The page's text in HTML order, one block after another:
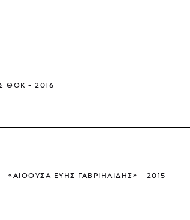
ΘΟΚ 2016
«ΑΊΘΟΥΣΑ ΕΎΗΣ ΓΑΒΡΙΗΛΊΔΗΣ» 2015